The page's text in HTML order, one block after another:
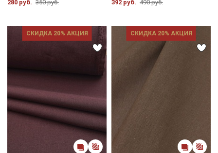
280 руб. 350 руб. 392 руб. 490 руб.
СКИДКА 20% АКЦИЯ СКИДКА 20% АКЦИЯ